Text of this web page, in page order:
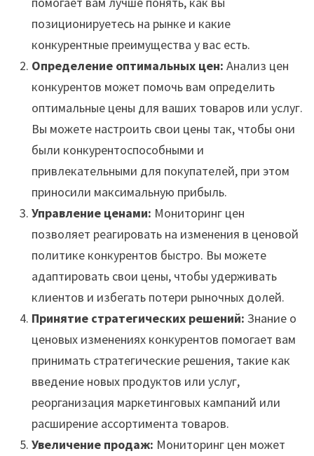
позиционируетесь на рынке и какие
конкурентные преимущества у вас есть.
Определение оптимальных цен: Анализ цен
конкурентов может помочь вам определить
оптимальные цены для ваших товаров или услуг.
Вы можете настроить свои цены так, чтобы они
были конкурентоспособными и
привлекательными для покупателей, при этом
приносили максимальную прибыль.
Управление ценами: Мониторинг цен
позволяет реагировать на изменения в ценовой
политике конкурентов быстро. Вы можете
адаптировать свои цены, чтобы удерживать
клиентов и избегать потери рыночных долей.
Принятие стратегических решений: Знание о
ценовых изменениях конкурентов помогает вам
принимать стратегические решения, такие как
введение новых продуктов или услуг,
реорганизация маркетинговых кампаний или
расширение ассортимента товаров.
Увеличение продаж: Мониторинг цен может